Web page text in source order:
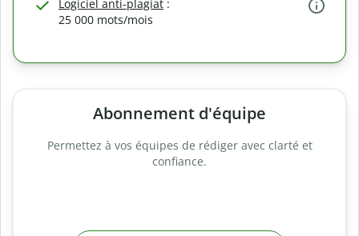
Logiciel anti-plagiat :
25 000 mots/mois
Abonnement d'équipe
Permettez à vos équipes de rédiger avec clarté et
confiance.